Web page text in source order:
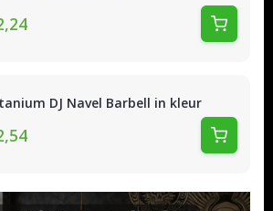
DJ Navel Barbell in kleur